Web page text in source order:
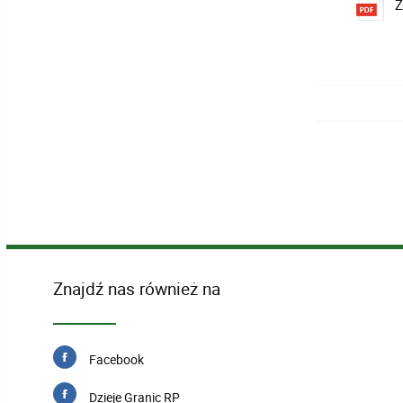
Znajdź nas również na
Facebook
Dzieje Granic RP